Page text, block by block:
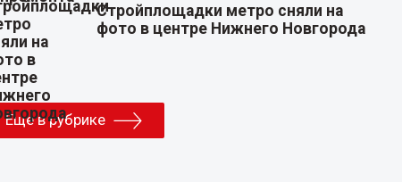
Стройплощадки метро сняли на
фото в центре Нижнего Новгорода
Еще в рубрике